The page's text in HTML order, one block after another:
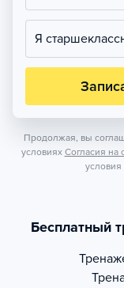
Я
Продолжая, вы
условиях Согласия на
условия
Бесплатный